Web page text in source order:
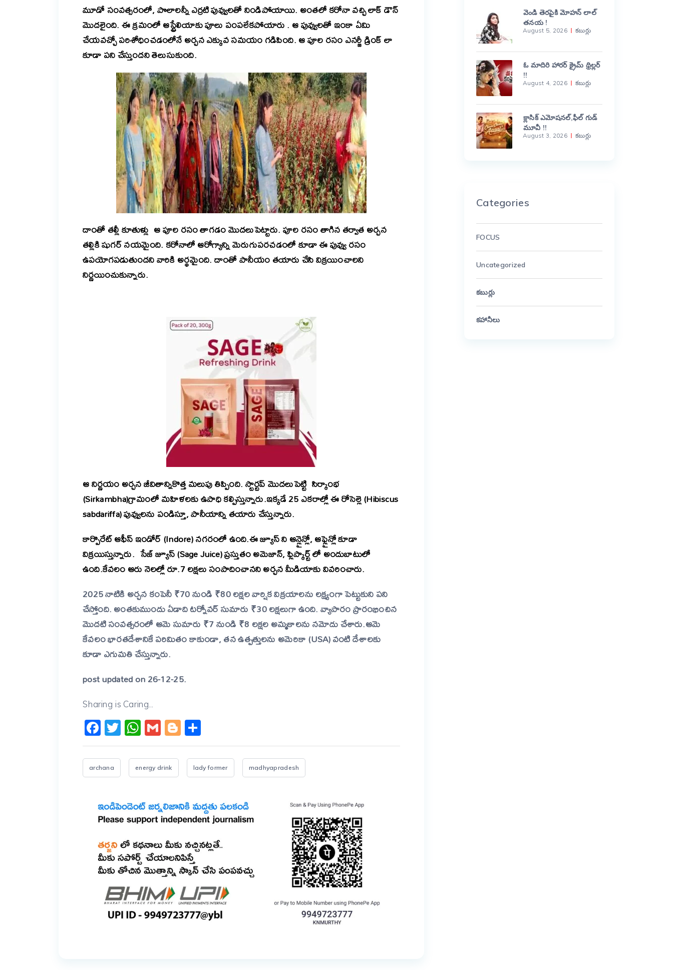
మూడో సంవత్సరంలో, పొలాలన్నీ ఎర్రటి పువ్వులతో నిండిపోయాయి. అంతలో కరోనా వచ్చి లాక్ డౌన్
మొదలైంది. ఈ క్రమంలో ఆస్ట్రేలియాకు పూలు పంపలేకపోయారు . ఆ పువ్వులతో ఇంకా ఏమి
చేయవచ్చో పరిశోధించడంలోనే అర్చన ఎక్కువ సమయం గడిపింది. ఆ పూల రసం ఎనర్జీ డ్రింక్ లా
కూడా పని చేస్తుందని తెలుసుకుంది.
దాంతో తల్లీ కూతుళ్లు ఆ పూల రసం తాగడం మొదలుపెట్టారు. పూల రసం తాగిన తర్వాత అర్చన
తల్లికి షుగర్ నయమైంది. కరోనాలో ఆరోగ్యాన్ని మెరుగుపరచడంలో కూడా ఈ పువ్వు రసం
ఉపయోగపడుతుందని వారికి అర్థమైంది. దాంతో పానీయం తయారు చేసి విక్రయించాలని
నిర్ణయించుకున్నారు.
ఆ నిర్ణయం అర్చన జీవితాన్నికొత్త మలుపు తిప్పింది. స్టార్టప్ మొదలుపెట్టి సిర్కాంభ
(Sirkambha)గ్రామంలో మహిళలకు ఉపాధి కల్పిస్తున్నారు.ఇక్కడే 25 ఎకరాల్లో ఈ రోసెల్లె (Hibiscus
sabdariffa) పువ్వులను పండిస్తూ, పానీయాన్ని తయారు చేస్తున్నారు.
కార్పొరేట్ ఆఫీస్ ఇండోర్ (Indore) నగరంలో ఉంది.ఈ జ్యూస్ ని ఆన్లైన్లో, ఆఫ్లైన్లో కూడా
విక్రయిస్తున్నారు. సేజ్ జ్యూస్ (Sage Juice) ప్రస్తుతం అమెజాన్, ఫ్లిప్కార్ట్ లో అందుబాటులో
ఉంది.కేవలం ఆరు నెలల్లో రూ.7 లక్షలు సంపాదించానని అర్చన మీడియాకు వివరించారు.
2025 నాటికి అర్చన కంపెనీ ₹70 నుండి ₹80 లక్షల వార్షిక విక్రయాలను లక్ష్యంగా పెట్టుకుని పని
చేస్తోంది. అంతకుముందు ఏడాది టర్నోవర్ సుమారు ₹30 లక్షలుగా ఉంది.వ్యాపారం ప్రారంభించిన
మొదటి సంవత్సరంలో ఆమె సుమారు ₹7 నుండి ₹8 లక్షల అమ్మకాలను నమోదు చేశారు.ఆమె
కేవలం భారతదేశానికే పరిమితం కాకుండా, తన ఉత్పత్తులను అమెరికా (USA) వంటి దేశాలకు
కూడా ఎగుమతి చేస్తున్నారు.
post updated on 26-12-25.
Sharing is Caring...
Facebook
Twitter
WhatsApp
GmailBlogger
archana energy drink lady former madhyapradesh
వెండి తెరపైకి మోహన్ లాల్
తనయ !
August 5, 2026 కబుర్లు
ఓ మాదిరి హారర్ క్రైమ్ థ్రిల్లర్
!!
August 4, 2026 కబుర్లు
క్లాసిక్ ఎమోషనల్,ఫీల్ గుడ్
మూవీ !!
August 3, 2026 కబుర్లు
Categories
FOCUS
Uncategorized
కబుర్లు
కహానీలు